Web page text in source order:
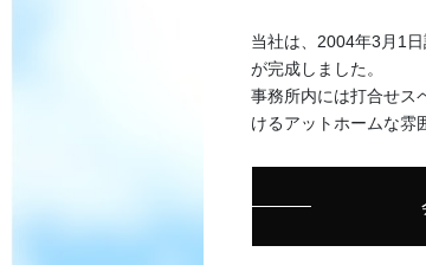
当社は、2004年3月1
が完成しました。
事務所内には打合せス
けるアットホームな雰